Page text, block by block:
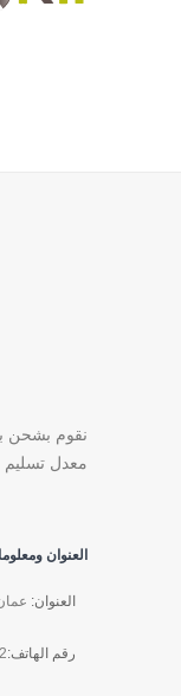
معدل
العنوان
العنوان:
رقم الهاتف: